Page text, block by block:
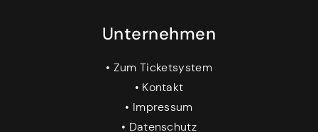
Unternehmen
• Zum Ticketsystem
• Kontakt
• Impressum
• Datenschutz